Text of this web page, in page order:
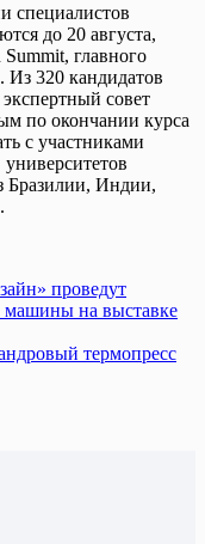
специалистов
до 20 августа,
главного
320 кандидатов
совет
по окончании курса
с участниками
Бразилии, Индии,
проведут
машины на выставке
термопресс